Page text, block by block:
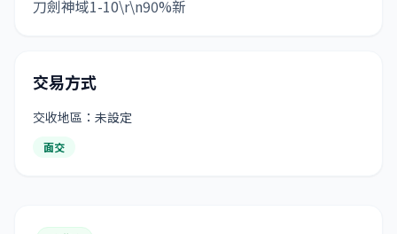
刀劍神域1-10\r\n90%新
交易方式
交收地區：未設定
面交